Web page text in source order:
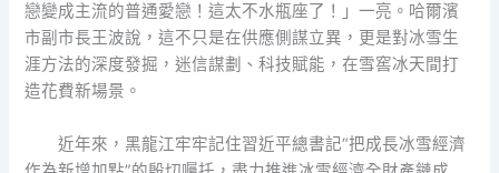
戀變成主流的普通愛戀！這太不水瓶座了！」一亮。哈爾濱
市副市長王波說，這不只是在供應側謀立異，更是對冰雪生
涯方法的深度發掘，迷信謀劃、科技賦能，在雪窖冰天間打
造花費新場景。
近年來，黑龍江牢牢記住習近平總書記“把成長冰雪經濟